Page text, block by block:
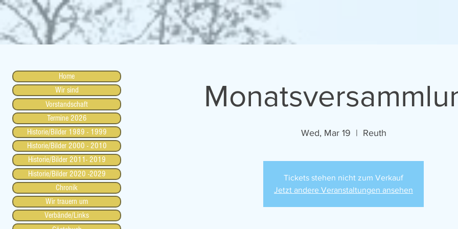
Wed, Mar 19
  |
Reuth
Tickets stehen nicht zum Verkauf
Jetzt andere Veranstaltungen ansehen
Home
Wir sind
Vorstandschaft
Termine 2026
Historie/Bilder 1989 - 1999
Historie/Bilder 2000 - 2010
Historie/Bilder 2011- 2019
Historie/Bilder 2020 -2029
Chronik
Wir trauern um
Verbände/Links